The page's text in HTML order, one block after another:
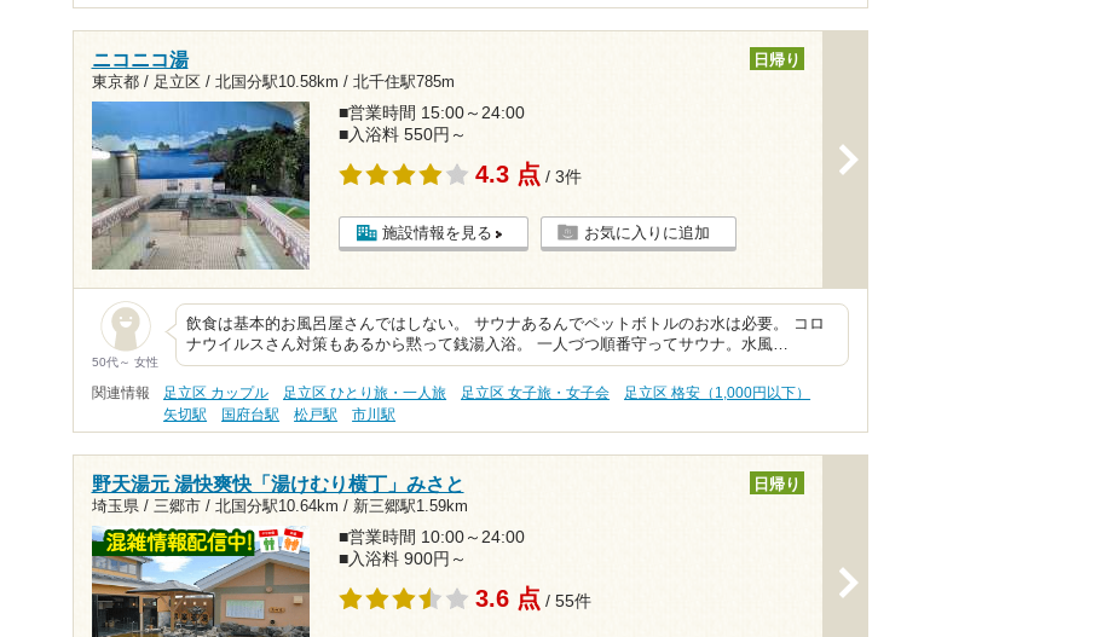
ニコニコ湯
東京都 / 足立区 / 北国分駅10.58km / 北千住駅785m
日帰り
■営業時間 15:00～24:00
■入浴料 550円～
4.3 点 / 3件
施設情報を見る お気に入りに追加
50代～ 女性
飲食は基本的お風呂屋さんではしない。 サウナあるんでペットボトルのお水は必要。 コロ
ナウイルスさん対策もあるから黙って銭湯入浴。 一人づつ順番守ってサウナ。水風…
関連情報 足立区 カップル 足立区 ひとり旅・一人旅 足立区 女子旅・女子会
足立区 格安（1,000円以下）
矢切駅
国府台駅 松戸駅 市川駅
野天湯元 湯快爽快「湯けむり横丁」みさと
埼玉県 / 三郷市 / 北国分駅10.64km / 新三郷駅1.59km
日帰り
■営業時間 10:00～24:00
■入浴料 900円～
3.6 点 / 55件